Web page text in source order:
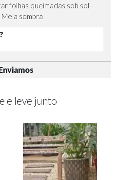
folhas queimadas sob sol
sombra
e leve junto